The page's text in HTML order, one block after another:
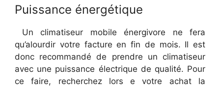
Puissance énergétique
Un climatiseur mobile énergivore ne fera
qu’alourdir votre facture en fin de mois. Il est
donc recommandé de prendre un climatiseur
avec une puissance électrique de qualité. Pour
ce faire, recherchez lors e votre achat la